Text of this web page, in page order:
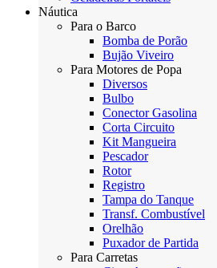
Náutica
Para o Barco
Bomba de Porão
Bujão Viveiro
Para Motores de Popa
Diversos
Bulbo
Conector Gasolina
Corta Circuito
Kit Mangueira
Pescador
Rotor
Registro
Tampa do Tanque
Transf. Combustível
Orelhão
Puxador de Partida
Para Carretas